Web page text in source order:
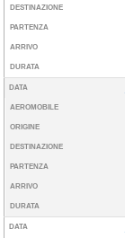
DESTINAZIONE
PARTENZA
ARRIVO
DURATA
DATA
AEROMOBILE
ORIGINE
DESTINAZIONE
PARTENZA
ARRIVO
DURATA
DATA